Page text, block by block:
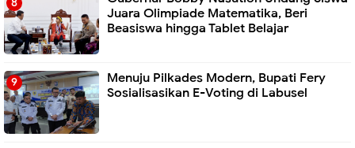
Juara Olimpiade Matematika, Beri
Beasiswa hingga Tablet Belajar
Menuju Pilkades Modern, Bupati Fery
Sosialisasikan E-Voting di Labusel